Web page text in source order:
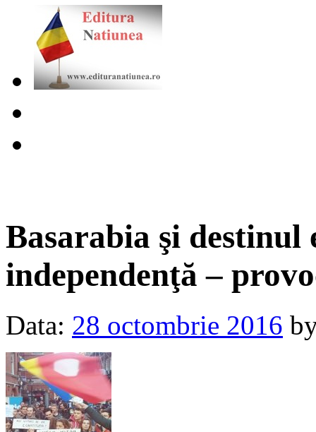
Basarabia şi
independenţă –
Data: 28 octombrie 2016